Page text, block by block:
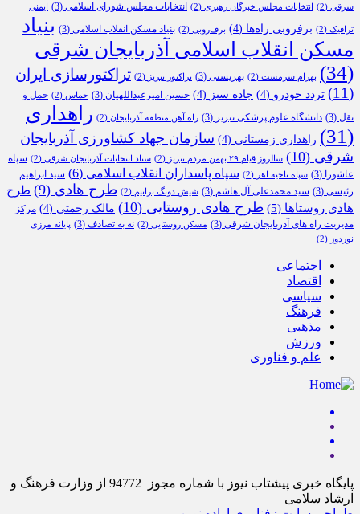
شرقی (2) انتخابات مجلس خبرگان رهبری (2) انتخابات مجلس شورای اسلامی (3) ایمنی
ترافیک (2) برفروبی راه‌ها (4) برف‌روبی (2) بنیاد مسکن انقلاب اسلامی (3)
بنیاد
مسکن انقلاب اسلامی آذربایجان شرقی
(34)
بهرام سرمست (2) بهزیستی (3) تراکتور تبریز (2)
تراکتورسازی ایران
(11)
تردد خودرو (4) جاده سبز (4) حسین امیرعبداللهیان (3) حماس (2)
حمل و
نقل (3) دانشگاه علوم پزشکی تبریز (3) راه آهن منطقه آذربایجان (2)
راهداری
(31)
راهداری زمستانی (4)
سازمان جهاد کشاورزی آذربایجان
شرقی (10) سالروز قیام ۲۹ بهمن مردم تبریز (2) ستاد انتخابات آذربایجان شرقی (2)
سپاه
عاشورا
(3) سپاه ناحیه اهر (2) سپاه پاسداران انقلاب اسلامی (6)
سید ابراهیم
رئیسی (3) سید محمدعلی آل هاشم (3) شیش دونگ برانیم (2) طرح هادی (9)
طرح
هادی روستاها (5) طرح هادی روستایی (10) مالک رحمتی (4)
مرکز
مدیریت راه های آذربایجان شرقی (3) مسکن روستایی (2) نه به تصادف (3)
پایانه مرزی
نوردوز (2)
اجتماعی
اقتصاد
سیاسی
فرهنگ
مذهبی
ورزش
علم و فناوری
پایگاه خبری پیشتاب نیوز با شماره مجوز 94772 از وزارت فرهنگ و
ارشاد سلامی